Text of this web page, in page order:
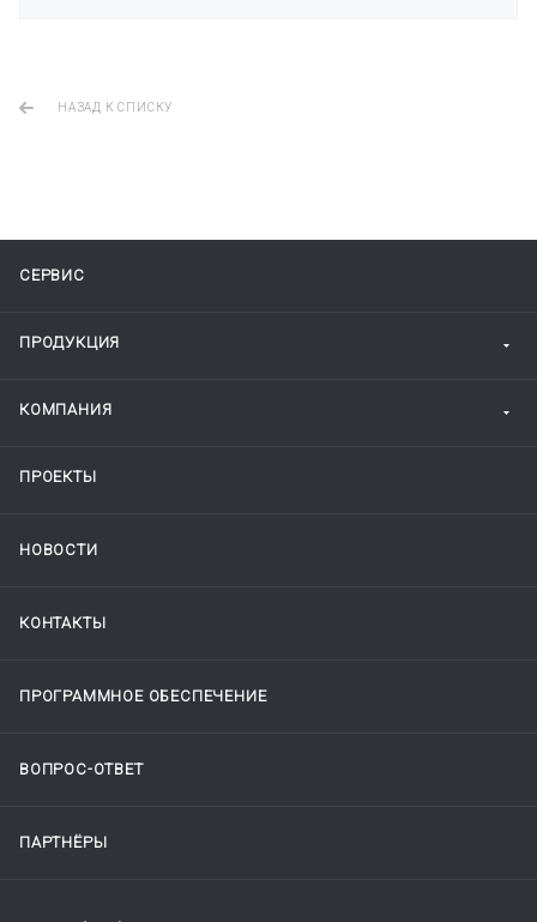
НАЗАД К СПИСКУ
СЕРВИС
ПРОДУКЦИЯ
КОМПАНИЯ
ПРОЕКТЫ
НОВОСТИ
КОНТАКТЫ
ПРОГРАММНОЕ ОБЕСПЕЧЕНИЕ
ВОПРОС-ОТВЕТ
ПАРТНЁРЫ